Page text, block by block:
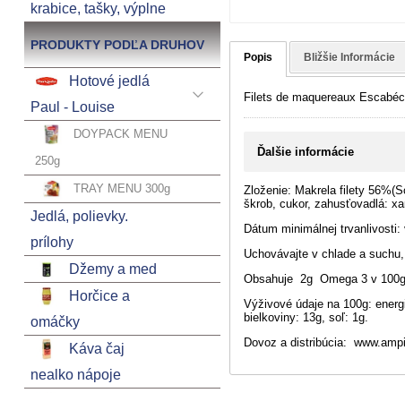
krabice, tašky, výplne
PRODUKTY PODĽA DRUHOV
Hotové jedlá
Paul - Louise
DOYPACK MENU
250g
TRAY MENU 300g
Jedlá, polievky.
prílohy
Džemy a med
Horčice a
omáčky
Káva čaj
nealko nápoje
Popis Bližšie Informácie
Filets de maquereaux
Ďalšie informácie
Zloženie: Makrela filety
škrob, cukor, zahusťovadlá:
Dátum minimálnej trvanlivosti:
Uchovávajte v chlade a
Obsahuje 2g Omega 3 v
Výživové údaje na 100g:
bielkoviny: 13g, soľ: 1g.
Dovoz a distribúcia: